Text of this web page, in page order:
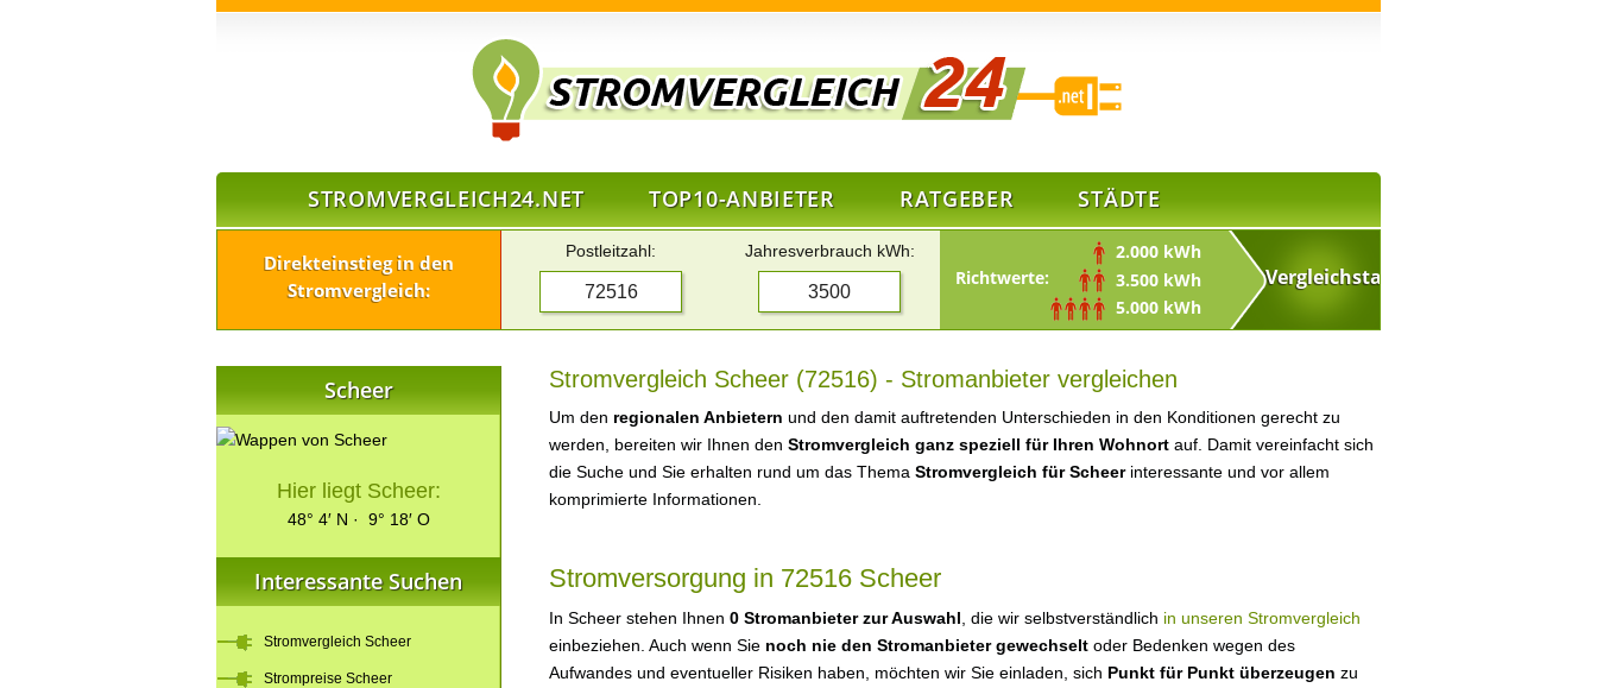
STROMVERGLEICH24.NET TOP10-ANBIETER RATGEBER STÄDTE
Direkteinstieg in den
Stromvergleich:
Postleitzahl: Jahresverbrauch kWh:
Richtwerte:
2.000 kWh
3.500 kWh
5.000 kWh
Stromvergleich Scheer (72516) - Stromanbieter vergleichen
Um den regionalen Anbietern und den damit auftretenden Unterschieden in den Konditionen gerecht zu
werden, bereiten wir Ihnen den Stromvergleich ganz speziell für Ihren Wohnort auf. Damit vereinfacht sich
die Suche und Sie erhalten rund um das Thema Stromvergleich für Scheerinteressante und vor allem
komprimierte Informationen.
Stromversorgung in 72516 Scheer
In Scheer stehen Ihnen 0 Stromanbieter zur Auswahl , die wir selbstverständlich in unseren Stromvergleich
einbeziehen. Auch wenn Sie noch nie den Stromanbieter gewechselt oder Bedenken wegen des
Aufwandes und eventueller Risiken haben, möchten wir Sie einladen, sich Punkt für Punkt überzeugen zu
Scheer
Hier liegt Scheer:
48° 4′ N · 9° 18′ O
Interessante Suchen
Stromvergleich Scheer
Strompreise Scheer